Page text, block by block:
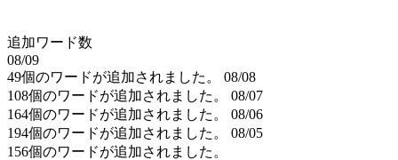
追加ワード数
08/09
49個のワードが追加されました。
08/08
108個のワードが追加されました。
08/07
164個のワードが追加されました。
08/06
194個のワードが追加されました。
08/05
156個のワードが追加されました。